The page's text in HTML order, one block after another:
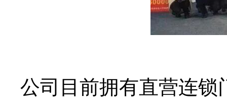
公司目前拥有直营连锁